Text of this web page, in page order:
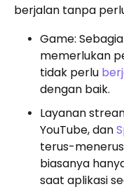
berjalan tanpa
Game:
memerlukan
tidak perlu
dengan baik.
Layanan
YouTube, dan
terus-
biasanya
saat aplikasi